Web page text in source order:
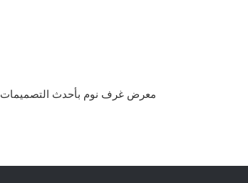
معرض غرف نوم بأحدث التصميمات